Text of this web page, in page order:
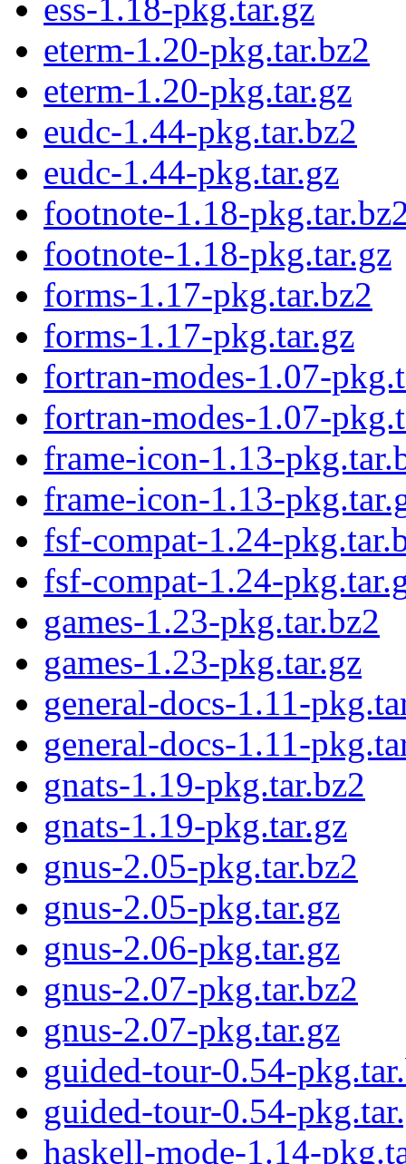
ess-1.18-pkg.tar.gz
eterm-1.20-pkg.tar.bz2
eterm-1.20-pkg.tar.gz
eudc-1.44-pkg.tar.bz2
eudc-1.44-pkg.tar.gz
footnote-1.18-
footnote-1.18-pkg.tar.gz
forms-1.17-pkg.tar.bz2
forms-1.17-pkg.tar.gz
fortran-modes-1.07-
fortran-modes-1.07-
frame-icon-1.13-
frame-icon-1.13-
fsf-compat-1.24-
fsf-compat-1.24-
games-1.23-pkg.tar.bz2
games-1.23-pkg.tar.gz
general-docs-1.11-
general-docs-1.11-
gnats-1.19-pkg.tar.bz2
gnats-1.19-pkg.tar.gz
gnus-2.05-pkg.tar.bz2
gnus-2.05-pkg.tar.gz
gnus-2.06-pkg.tar.gz
gnus-2.07-pkg.tar.bz2
gnus-2.07-pkg.tar.gz
guided-tour-0.54-
guided-tour-0.54-
haskell-mode-1.14-